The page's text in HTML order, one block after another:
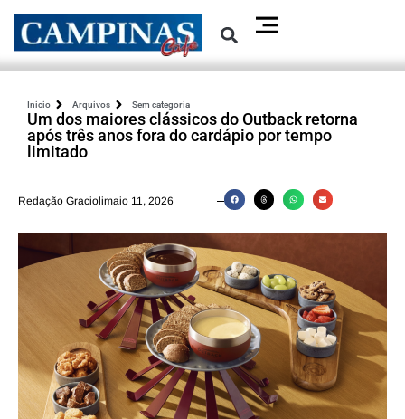
Inicio Arquivos Sem categoria
Um dos maiores clássicos do Outback retorna
após três anos fora do cardápio por tempo
limitado
Redação Graciolimaio 11, 2026